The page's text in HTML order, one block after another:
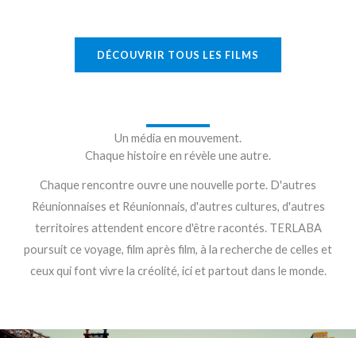
DÉCOUVRIR TOUS LES FILMS
Un média en mouvement.
Chaque histoire en révèle une autre.
Chaque rencontre ouvre une nouvelle porte. D'autres
Réunionnaises et Réunionnais, d'autres cultures, d'autres
territoires attendent encore d'être racontés. TERLABA
poursuit ce voyage, film après film, à la recherche de celles et
ceux qui font vivre la créolité, ici et partout dans le monde.